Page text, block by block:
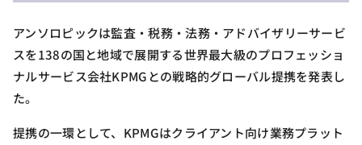
アンソロピックは監査・税務・法務・アドバイザリーサービ
スを138の国と地域で展開する世界最大級のプロフェッショ
ナルサービス会社KPMGとの戦略的グローバル提携を発表し
た。
提携の一環として、KPMGはクライアント向け業務プラット